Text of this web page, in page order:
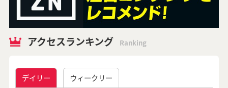
アクセスランキング Ranking
デイリー ウィークリー